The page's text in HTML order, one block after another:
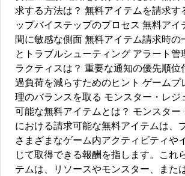
求する方法は？ 無料アイテムを請求す
ップバイステップのプロセス 無料アイ
間に敏感な側面 無料アイテム請求時の
とトラブルシューティング アラート管
ラクティスは？ 重要な通知の優先順位
過負荷を減らすためのヒント ゲームプ
理のバランスを取る モンスター・レジ
可能な無料アイテムとは？ モンスター
における請求可能な無料アイテムは、
さまざまなゲーム内アクティビティや
じて取得できる報酬を指します。これ
テムは、リソースやモンスター、また